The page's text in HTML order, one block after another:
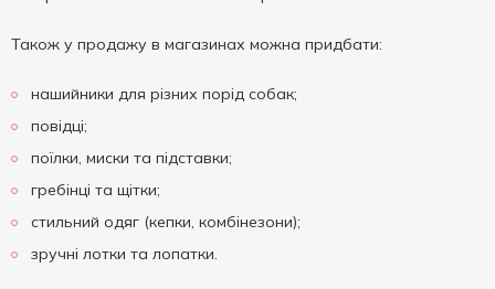
Також у продажу в магазинах можна придбати:
нашийники для різних порід собак;
повідці;
поїлки, миски та підставки;
гребінці та щітки;
стильний одяг (кепки, комбінезони);
зручні лотки та лопатки.